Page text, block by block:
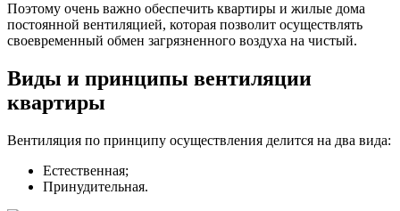
Поэтому очень важно обеспечить квартиры и жилые дома
постоянной вентиляцией, которая позволит осуществлять
своевременный обмен загрязненного воздуха на чистый.
Виды и принципы вентиляции
квартиры
Вентиляция по принципу осуществления делится на два вида:
Естественная;
Принудительная.